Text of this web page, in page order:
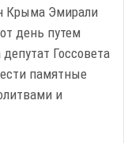
Крыма Эмирали
день путем
Госсовета
памятные
и